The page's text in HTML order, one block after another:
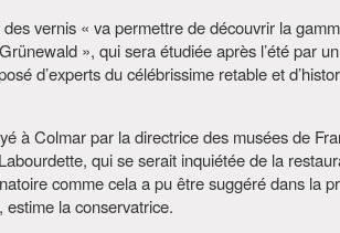
des vernis « va permettre de découvrir la
», qui sera étudiée après l’été par
d’experts du célébrissime retable et
à Colmar par la directrice des musées de
qui se serait inquiétée de la
comme cela a pu être suggéré dans la
estime la conservatrice.